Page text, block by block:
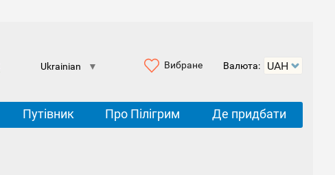
Ukrainian ▼ Вибране Валюта:
Путівник Про Пілігрим Де придбати